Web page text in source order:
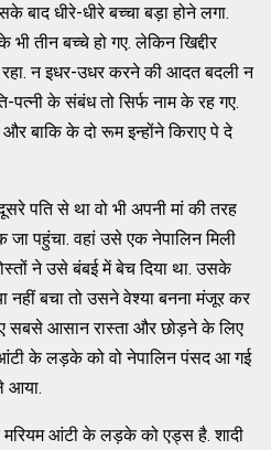
बाद धीरे-धीरे बच्चा बड़ा होने लगा.
तीन बच्चे हो गए. लेकिन खिद्दीर
न इधर-उधर करने की आदत बदली न
के संबंध तो सिर्फ नाम के रह गए.
बाकि के दो रूम इन्होंने किराए पे दे
पति से था वो भी अपनी मां की तरह
पहुंचा. वहां उसे एक नेपालिन मिली
ने उसे बंबई में बेच दिया था. उसके
नहीं बचा तो उसने वेश्या बनना मंजूर कर
सबसे आसान रास्ता और छोड़ने के लिए
के लड़के को वो नेपालिन पंसद आ गई
आया.
मरियम आंटी के लड़के को एड्स है. शादी